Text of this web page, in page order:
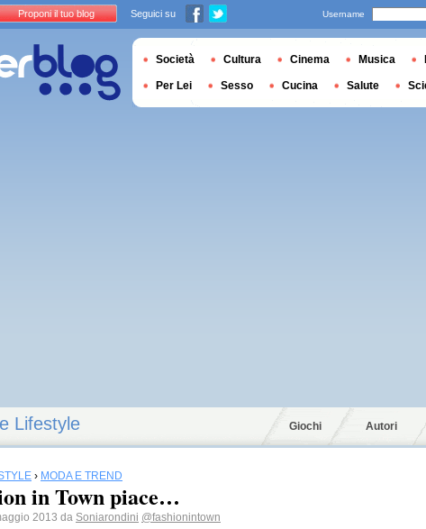
Lifestyle Giochi Autori
› MODA E TREND
in Town piace…
2013 da Soniarondini @fashionintown
Proponi il tuo blog Seguici su Username
Società Cultura Cinema Musica
Per Lei Sesso Cucina Salute